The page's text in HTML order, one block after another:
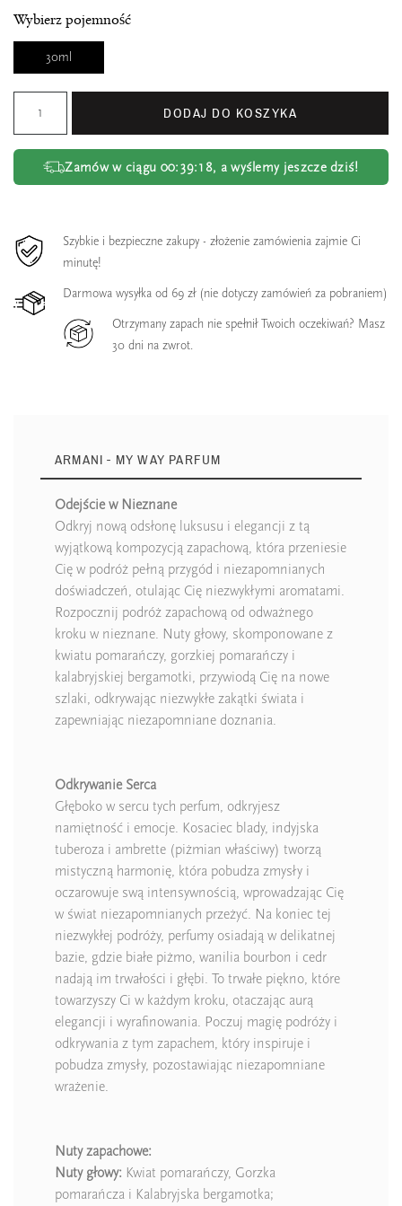
Wybierz pojemność
30ml
DODAJ DO KOSZYKA
Zamów w ciągu 00:39:18, a wyślemy jeszcze dziś!
Szybkie i bezpieczne zakupy - złożenie zamówienia zajmie Ci
minutę!
Darmowa wysyłka od 69 zł (nie dotyczy zamówień za pobraniem)
Otrzymany zapach nie spełnił Twoich oczekiwań? Masz
30 dni na zwrot.
ARMANI - MY WAY PARFUM
Odejście w Nieznane
Odkryj nową odsłonę luksusu i elegancji z tą
wyjątkową kompozycją zapachową, która przeniesie
Cię w podróż pełną przygód i niezapomnianych
doświadczeń, otulając Cię niezwykłymi aromatami.
Rozpocznij podróż zapachową od odważnego
kroku w nieznane. Nuty głowy, skomponowane z
kwiatu pomarańczy, gorzkiej pomarańczy i
kalabryjskiej bergamotki, przywiodą Cię na nowe
szlaki, odkrywając niezwykłe zakątki świata i
zapewniając niezapomniane doznania.
Odkrywanie Serca
Głęboko w sercu tych perfum, odkryjesz
namiętność i emocje. Kosaciec blady, indyjska
tuberoza i ambrette (piżmian właściwy) tworzą
mistyczną harmonię, która pobudza zmysły i
oczarowuje swą intensywnością, wprowadzając Cię
w świat niezapomnianych przeżyć. Na koniec tej
niezwykłej podróży, perfumy osiadają w delikatnej
bazie, gdzie białe piżmo, wanilia bourbon i cedr
nadają im trwałości i głębi. To trwałe piękno, które
towarzyszy Ci w każdym kroku, otaczając aurą
elegancji i wyrafinowania. Poczuj magię podróży i
odkrywania z tym zapachem, który inspiruje i
pobudza zmysły, pozostawiając niezapomniane
wrażenie.
Nuty zapachowe:
Nuty głowy: Kwiat pomarańczy, Gorzka
pomarańcza i Kalabryjska bergamotka;